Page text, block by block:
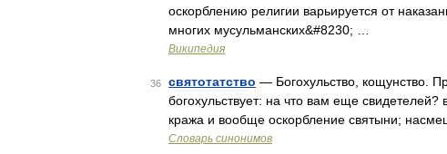
оскорблению религии варьируется от
многих мусульманских&#8230; …
Википедия
36 святотатство — Богохульство, кощунство.
богохульствует: на что вам еще
кража и вообще оскорбление святыни;
Словарь синонимов